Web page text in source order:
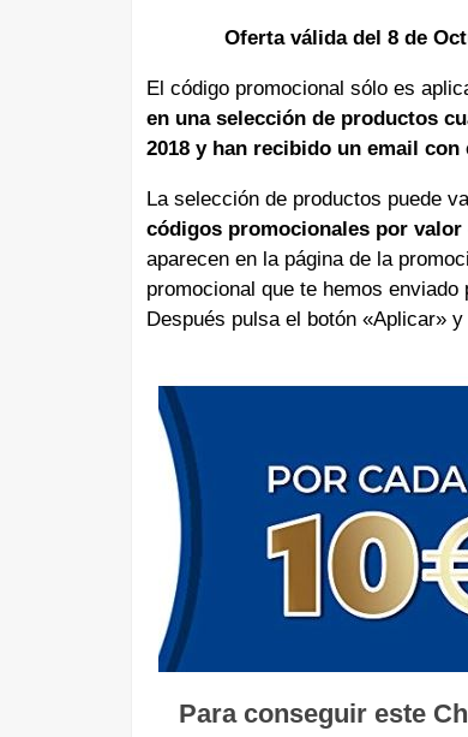
Oferta válida del 8 de
El código promocional sólo es
en una selección de productos
2018 y han recibido un email
La selección de productos puede
códigos promocionales por valor
aparecen en la página de la
promocional que te hemos
Después pulsa el botón «Aplicar»
Para conseguir este